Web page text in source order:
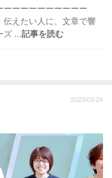
ーーーーーーーーー
伝えたい人に、文章で響
ズ ...記事を読む
2023/03/24